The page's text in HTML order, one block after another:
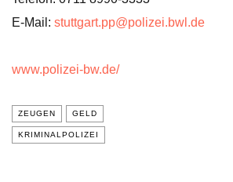
E-Mail: stuttgart.pp@polizei.bwl.de
www.polizei-bw.de/
ZEUGEN GELD
KRIMINALPOLIZEI